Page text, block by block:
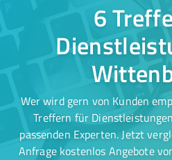
6
Wer wird gern von Kunden
Treffern für
passenden Experten. Jetzt
Anfrage kostenlos Angebote